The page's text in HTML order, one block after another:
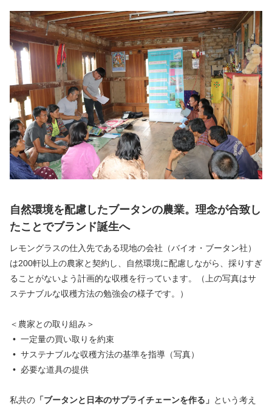
自然環境を配慮したブータンの農業。理念が合致し
たことでブランド誕生へ
レモングラスの仕入先である現地の会社（バイオ・ブータン社）
は200軒以上の農家と契約し、自然環境に配慮しながら、採りすぎ
ることがないよう計画的な収穫を行っています。（上の写真はサ
ステナブルな収穫方法の勉強会の様子です。）
＜農家との取り組み＞
一定量の買い取りを約束
サステナブルな収穫方法の基準を指導（写真）
必要な道具の提供
私共の 「ブータンと日本のサプライチェーンを作る」 という考え